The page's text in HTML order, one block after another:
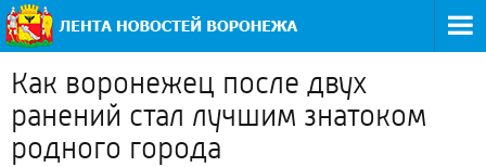
Как воронежец после двух
ранений стал лучшим знатоком
родного города